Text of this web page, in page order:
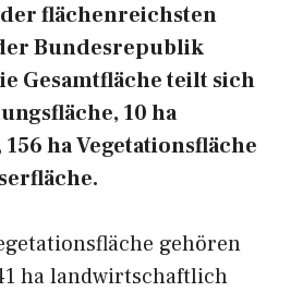
der flächenreichsten
Bundesrepublik
Gesamtfläche teilt sich
10 ha
ha Vegetationsfläche
gehören
ha landwirtschaftlich